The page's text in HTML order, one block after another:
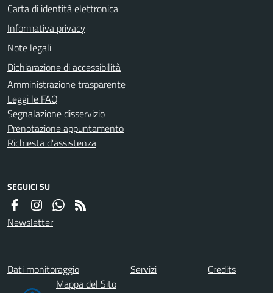
Carta di identità elettronica
Informativa privacy
Note legali
Dichiarazione di accessibilità
Amministrazione trasparente
Leggi le FAQ
Segnalazione disservizio
Prenotazione appuntamento
Richiesta d'assistenza
SEGUICI SU
Newsletter
Dati monitoraggio Servizi
Credits
Mappa del Sito